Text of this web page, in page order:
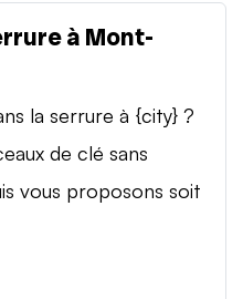
à Mont-
la serrure à {city} ?
de clé sans
vous proposons soit